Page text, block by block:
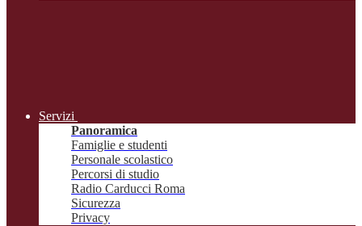
Servizi
Panoramica
Famiglie e studenti
Personale scolastico
Percorsi di studio
Radio Carducci Roma
Sicurezza
Privacy